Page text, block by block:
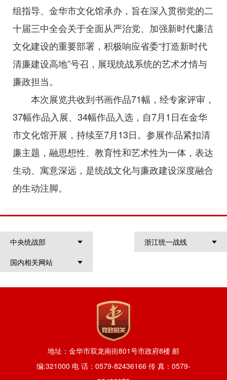
组指导、金华市文化馆承办，旨在深入贯彻党的二
十届三中全会关于全面从严治党、加强新时代廉洁
文化建设的重要部署，积极响应省委“打造新时代
清廉建设高地”号召，展现统战系统的艺术才情与
廉政担当。
本次展览共收到书画作品71幅，经专家评审，
37幅作品入展、34幅作品入选，自7月1日在金华
市文化馆开展，持续至7月13日。参展作品紧扣清
廉主题，融思想性、教育性和艺术性为一体，表达
生动、寓意深远，是统战文化与廉政建设深度融合
的生动注脚。
中央统战部
浙江统一战线
国内相关网站
地址：金华市双龙南街801号市政府8楼 邮
编:321000 电 话：0579-82436166 传 真：0579-